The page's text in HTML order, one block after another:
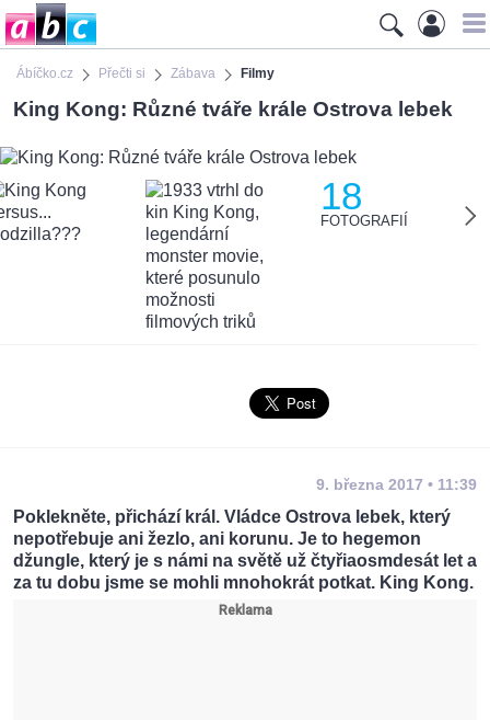
Ábíčko.cz Přečti si Zábava Filmy
King Kong: Různé tváře krále Ostrova lebek
18
FOTOGRAFIÍ
9. března 2017 • 11:39
Poklekněte, přichází král. Vládce Ostrova lebek, který
nepotřebuje ani žezlo, ani korunu. Je to hegemon
džungle, který je s námi na světě už čtyřiaosmdesát let a
za tu dobu jsme se mohli mnohokrát potkat. King Kong.